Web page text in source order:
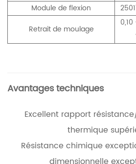
Module de flexion
Retrait de moulage
Avantages techniques
Excellent rapport
thermique
Résistance chimique
dimensionnelle